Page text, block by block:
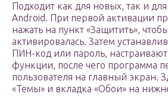
Подходит как для новых, так и
Android. При первой активации
нажать на пункт «Защитить»,
активировалась. Затем
ПИН-код или пароль,
функции, после чего программа
пользователя на главный экран.
«Темы» и вкладка «Обои» на